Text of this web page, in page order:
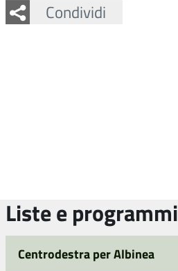
Condividi
Facebook
Twitter
Whatsapp
Liste e programmi
Centrodestra per Albinea